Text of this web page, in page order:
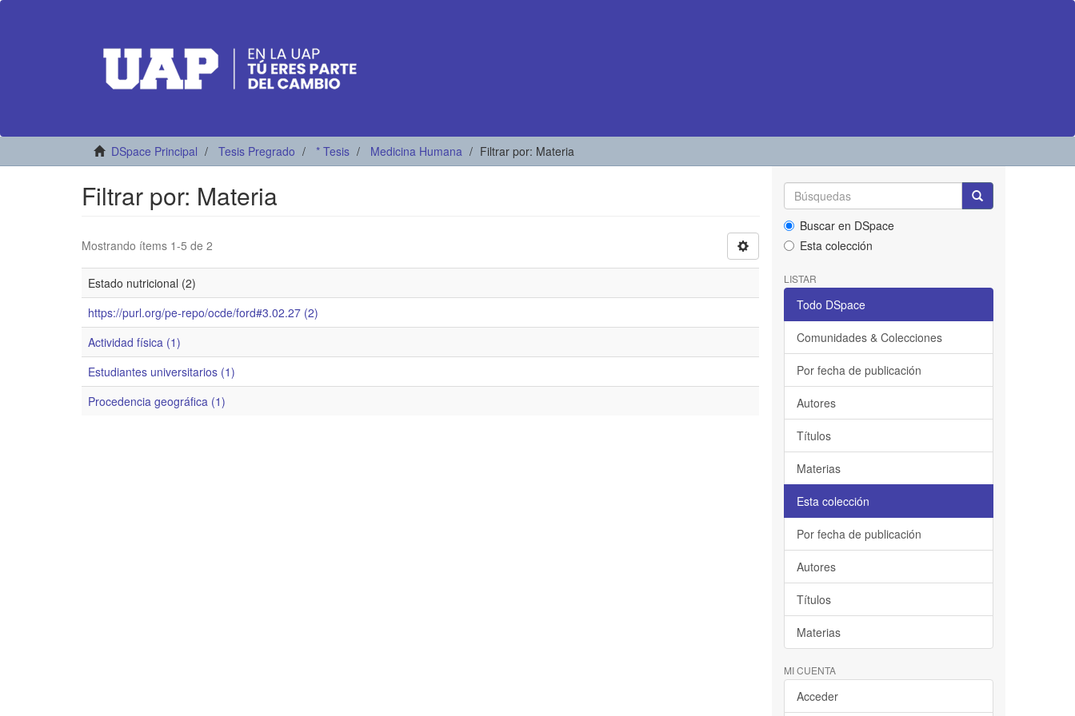
DSpace Principal Tesis Pregrado * Tesis Medicina Humana Filtrar por: Materia
Filtrar por: Materia
Mostrando ítems 1-5 de 2
Estado nutricional (2)
https://purl.org/pe-repo/ocde/ford#3.02.27 (2)
Actividad física (1)
Estudiantes universitarios (1)
Procedencia geográfica (1)
Buscar en DSpace
Esta colección
LISTAR
Todo DSpace
Comunidades & Colecciones
Por fecha de publicación
Autores
Títulos
Materias
Esta colección
Por fecha de publicación
Autores
Títulos
Materias
MI CUENTA
Acceder